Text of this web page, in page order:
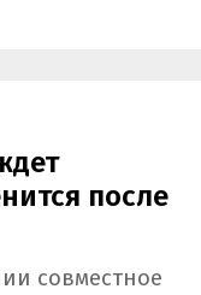
после
совместное